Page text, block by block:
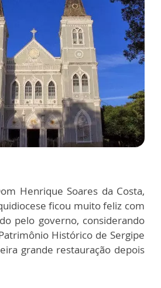
Henrique Soares da Costa,
ficou muito feliz com
pelo governo, considerando
Histórico de Sergipe
grande restauração depois